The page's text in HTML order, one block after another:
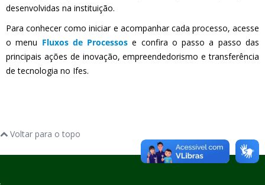
desenvolvidas na instituição.
Para conhecer como iniciar e acompanhar cada processo, acesse
o menu Fluxos de Processos e confira o passo a passo das
principais ações de inovação, empreendedorismo e transferência
de tecnologia no Ifes.
Voltar para o topo